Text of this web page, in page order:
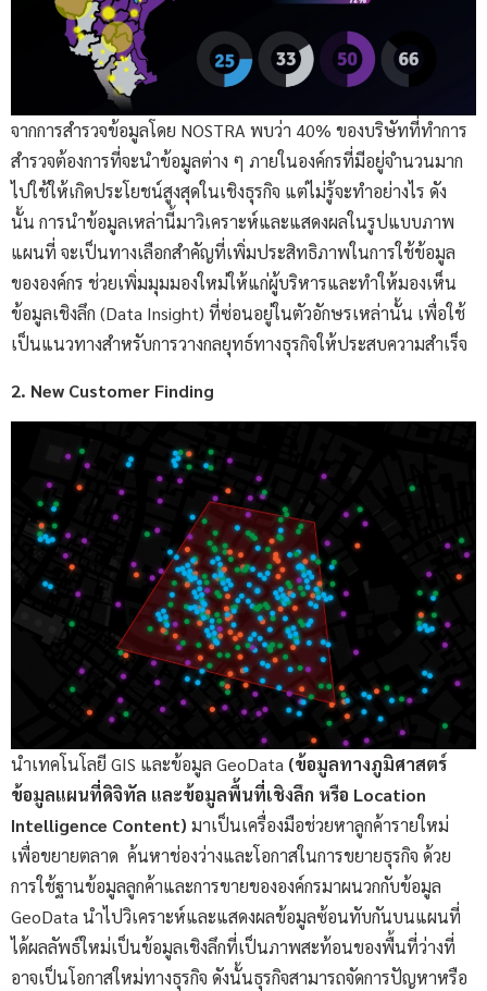
จากการสำรวจข้อมูลโดย NOSTRA พบว่า 40% ของบริษัทที่ทำการ
สำรวจต้องการที่จะนำข้อมูลต่าง ๆ ภายในองค์กรที่มีอยู่จำนวนมาก
ไปใช้ให้เกิดประโยชน์สูงสุดในเชิงธุรกิจ แต่ไม่รู้จะทำอย่างไร ดัง
นั้น การนำข้อมูลเหล่านี้มาวิเคราะห์และแสดงผลในรูปแบบภาพ
แผนที่ จะเป็นทางเลือกสำคัญที่เพิ่มประสิทธิภาพในการใช้ข้อมูล
ขององค์กร ช่วยเพิ่มมุมมองใหม่ให้แก่ผู้บริหารและทำให้มองเห็น
ข้อมูลเชิงลึก (Data Insight) ที่ซ่อนอยู่ในตัวอักษรเหล่านั้น เพื่อใช้
เป็นแนวทางสำหรับการวางกลยุทธ์ทางธุรกิจให้ประสบความสำเร็จ
2. New Customer Finding
นำเทคโนโลยี GIS และข้อมูล GeoData (ข้อมูลทางภูมิศาสตร์
ข้อมูลแผนที่ดิจิทัล และข้อมูลพื้นที่เชิงลึก หรือ Location
Intelligence Content) มาเป็นเครื่องมือช่วยหาลูกค้ารายใหม่
เพื่อขยายตลาด ค้นหาช่องว่างและโอกาสในการขยายธุรกิจ ด้วย
การใช้ฐานข้อมูลลูกค้าและการขายขององค์กรมาผนวกกับข้อมูล
GeoData นำไปวิเคราะห์และแสดงผลข้อมูลซ้อนทับกันบนแผนที่
ได้ผลลัพธ์ใหม่เป็นข้อมูลเชิงลึกที่เป็นภาพสะท้อนของพื้นที่ว่างที่
อาจเป็นโอกาสใหม่ทางธุรกิจ ดังนั้นธุรกิจสามารถจัดการปัญหาหรือ